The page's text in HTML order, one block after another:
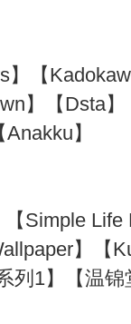
】【
】【Dsta
】
【Simple
】【
列1】【温